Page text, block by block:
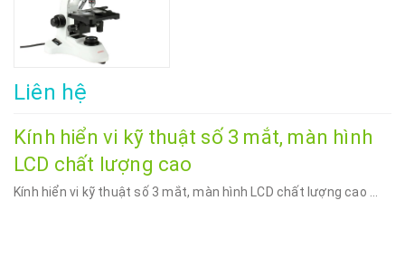
Liên hệ
Kính hiển vi kỹ thuật số 3 mắt, màn hình
LCD chất lượng cao
Kính hiển vi kỹ thuật số 3 mắt, màn hình LCD chất lượng cao ...